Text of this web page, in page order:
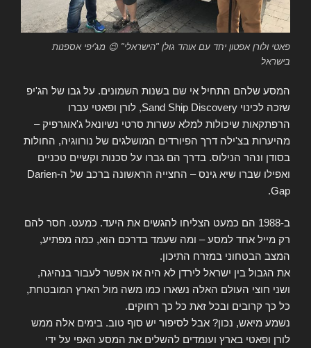
פאטי ולורן אפטון יחד עם אוהד גולן "הישראלי" 😉 מג'יפי אספנות
בישראל
המסע שלהם התחיל אי שם בשנות השמונים. על גבו של הג'יפ
שזכה לכינוי Sand Ship Discovery, לורן ופאטי עברו
הרפתקאות שיכולות למלא עשרות סרטי נשיונאל ג'אוגרפיק –
מהיערות בצ'ילה דרך הפיורדים המושלגים של נורווגיה, החולות
בסודן ונהר הנילוס. בדרך הם גברו על סכנות וקשיים טכניים
ואפילו שברו שיא גינס – החצייה הראשונה ברכב של ה-Darien
Gap.
ב-1988 הם כמעט הצליחו להגשים את היעד. כמעט. חסר להם
רק מייל אחד למסע – ומה שעמד בדרכם הוא, כמה מפתיע,
המצב הבטחוני במזרח התיכון.
את הגבול בין ישראל לירדן לא היה אז אפשר לעבור בנהיגה,
ושני חוצי העולם האלה נשארו כמו משה מול הארץ המובטחת,
כל כך קרובים ובכל זאת כל כך רחוקים.
נשמע מיאש, נכון? אבל לסיפור יש סוף טוב. בימים אלה ממש
לורן ופאטי בארץ ועומדים להשלים את המסע האפי על ידי